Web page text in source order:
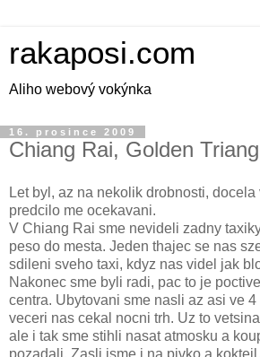
rakaposi.com
Aliho webový vokýnka
16. prosince 2009
Chiang Rai, Golden
Let byl, az na nekolik drobnosti,
predcilo me ocekavani.
V Chiang Rai sme nevideli zadny
peso do mesta. Jeden thajec se nas
sdileni sveho taxi, kdyz nas videl jak
Nakonec sme byli radi, pac to je
centra. Ubytovani sme nasli az asi ve
veceri nas cekal nocni trh. Uz to
ale i tak sme stihli nasat atmosku a
pozadali. Zasli jsme i na pivko a